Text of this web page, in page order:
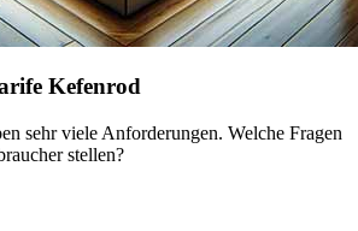
Kefenrod
sehr viele Anforderungen. Welche Fragen
stellen?